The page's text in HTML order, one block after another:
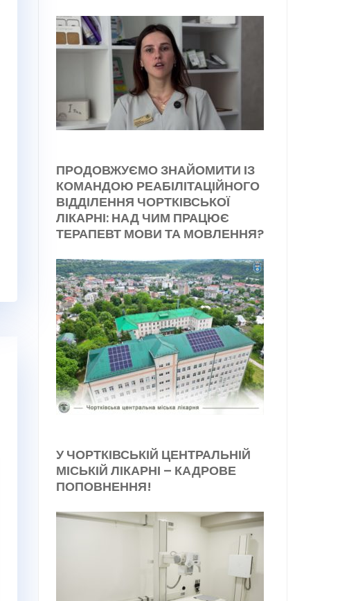
ПРОДОВЖУЄМО ЗНАЙОМИТИ ІЗ
КОМАНДОЮ РЕАБІЛІТАЦІЙНОГО
ВІДДІЛЕННЯ ЧОРТКІВСЬКОЇ
ЛІКАРНІ: НАД ЧИМ ПРАЦЮЄ
ТЕРАПЕВТ МОВИ ТА МОВЛЕННЯ?
У ЧОРТКІВСЬКІЙ ЦЕНТРАЛЬНІЙ
МІСЬКІЙ ЛІКАРНІ – КАДРОВЕ
ПОПОВНЕННЯ!